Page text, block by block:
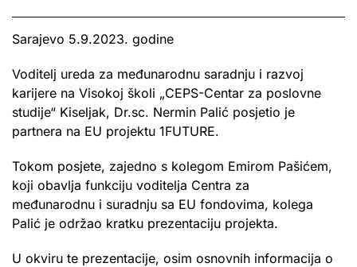
Sarajevo 5.9.2023. godine
Voditelj ureda za međunarodnu saradnju i razvoj
karijere na Visokoj školi „CEPS-Centar za poslovne
studije“ Kiseljak, Dr.sc. Nermin Palić posjetio je
partnera na EU projektu 1FUTURE.
Tokom posjete, zajedno s kolegom Emirom Pašićem,
koji obavlja funkciju voditelja Centra za
međunarodnu i suradnju sa EU fondovima, kolega
Palić je održao kratku prezentaciju projekta.
U okviru te prezentacije, osim osnovnih informacija o